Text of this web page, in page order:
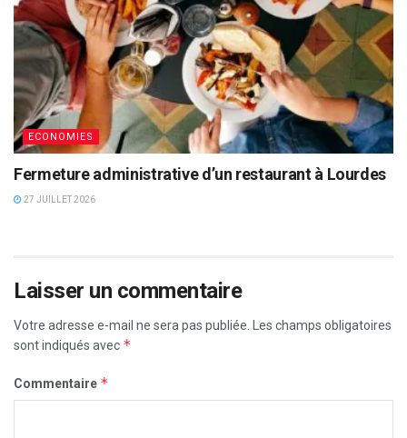
ECONOMIES
Fermeture administrative d’un restaurant à Lourdes
27 JUILLET 2026
Laisser un commentaire
Votre adresse e-mail ne sera pas publiée. Les champs obligatoires
sont indiqués avec *
Commentaire *